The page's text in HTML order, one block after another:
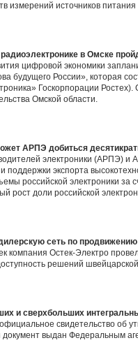
измерений источников
в Омске
цифровой экономики
будущего России», которая
Госкорпорации
Омской области.
АРПЭ добиться
электроники (АРПЭ)
поддержки экспорта
российской электроники
рост доли российской
сеть по
компания Остек-Электро
решений
и сверхбольших
свидетельство об
выдан Федеральным